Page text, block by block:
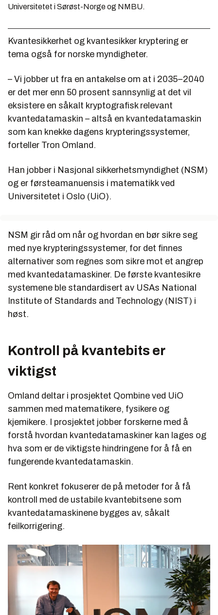
Universitetet i Sørøst-Norge og NMBU.
Kvantesikkerhet og kvantesikker kryptering er
tema også for norske myndigheter.
– Vi jobber ut fra en antakelse om at i 2035–2040
er det mer enn 50 prosent sannsynlig at det vil
eksistere en såkalt kryptografisk relevant
kvantedatamaskin – altså en kvantedatamaskin
som kan knekke dagens krypteringssystemer,
forteller Tron Omland.
Han jobber i Nasjonal sikkerhetsmyndighet (NSM)
og er førsteamanuensis i matematikk ved
Universitetet i Oslo (UiO).
NSM gir råd om når og hvordan en bør sikre seg
med nye krypteringssystemer, for det finnes
alternativer som regnes som sikre mot et angrep
med kvantedatamaskiner. De første kvantesikre
systemene ble standardisert av USAs National
Institute of Standards and Technology (NIST) i
høst.
Kontroll på kvantebits er
viktigst
Omland deltar i prosjektet Qombine ved UiO
sammen med matematikere, fysikere og
kjemikere. I prosjektet jobber forskerne med å
forstå hvordan kvantedatamaskiner kan lages og
hva som er de viktigste hindringene for å få en
fungerende kvantedatamaskin.
Rent konkret fokuserer de på metoder for å få
kontroll med de ustabile kvantebitsene som
kvantedatamaskinene bygges av, såkalt
feilkorrigering.